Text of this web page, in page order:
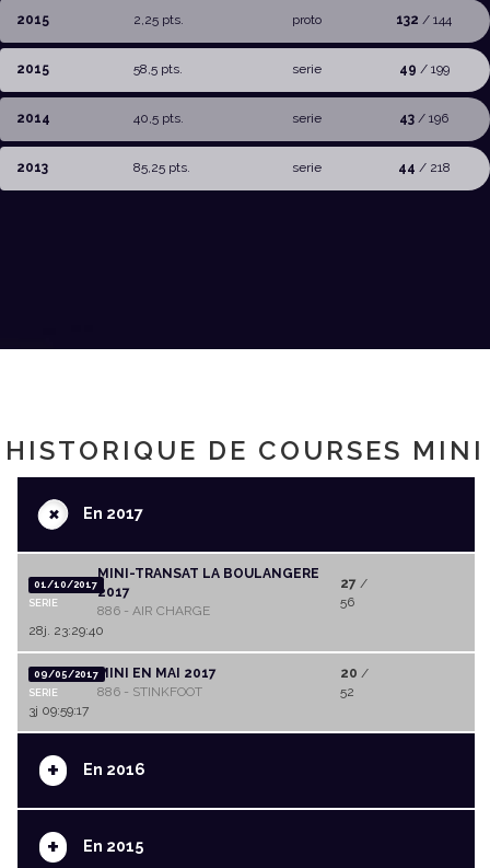
2015 2,25 pts. proto 132 / 144
2015 58,5 pts. serie 49 / 199
2014 40,5 pts. serie 43 / 196
2013 85,25 pts. serie 44 / 218
HISTORIQUE DE COURSES MINI
+En 2017
01/10/2017
SERIE
MINI-TRANSAT LA BOULANGERE
2017
886 - AIR CHARGE
27 /
56
28j. 23:29:40
09/05/2017
SERIE
MINI EN MAI 2017
886 - STINKFOOT
20 /
52
3j 09:59:17
+ En 2016
+ En 2015